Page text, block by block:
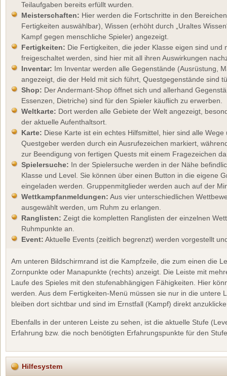
Teilaufgaben bereits erfüllt wurden.
Meisterschaften: Hier werden die Fortschritte in den
Fertigkeiten auswählbar), Wissen (erhöht durch „Uraltes
Kampf gegen menschliche Spieler) angezeigt.
Fertigkeiten: Die Fertigkeiten, die jeder Klasse eigen sind und
freigeschaltet werden, sind hier mit all ihren Auswirkungen
Inventar: Im Inventar werden alle Gegenstände (Ausrüstung,
angezeigt, die der Held mit sich führt, Questgegenstände sind
Shop: Der Andermant-Shop öffnet sich und allerhand
Essenzen, Dietriche) sind für den Spieler käuflich zu erwerben.
Weltkarte: Dort werden alle Gebiete der Welt angezeigt,
der aktuelle Aufenthaltsort.
Karte: Diese Karte ist ein echtes Hilfsmittel, hier sind alle
Questgeber werden durch ein Ausrufezeichen markiert,
zur Beendigung von fertigen Quests mit einem Fragezeichen
Spielersuche: In der Spielersuche werden in der Nähe
Klasse und Level. Sie können über einen Button in die eigene
eingeladen werden. Gruppenmitglieder werden auch auf der
Wettkampfanmeldungen: Aus vier unterschiedlichen
ausgewählt werden, um Ruhm zu erlangen.
Ranglisten: Zeigt die kompletten Ranglisten der einzelnen
Ruhmpunkte an.
Event: Aktuelle Events (zeitlich begrenzt) werden vorgestellt
Am unteren Bildschirmrand ist die Kampfzeile, die zum einen die
Zornpunkte oder Manapunkte (rechts) anzeigt. Die Leiste mit
Laufe des Spieles mit den stufenabhängigen Fähigkeiten. Hier
werden. Aus dem Fertigkeiten-Menü müssen sie nur in die untere
bleiben dort sichtbar und sind im Ernstfall (Kampf) direkt
Ebenfalls in der unteren Leiste zu sehen, ist die aktuelle Stufe
Erfahrung bzw. die noch benötigten Erfahrungspunkte für den
Hilfesystem